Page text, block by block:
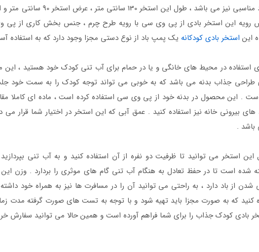
آب را دارد. جنس رویه این استخر بادی از پی وی سی با رویه طرح چرم ، جنس بخش
این استخر بادی کودکانه یک پمپ باد از نوع دستی مجزا وجود دارد که به
استفاده در محیط های خانگی و یا در حمام برای آب تنی کودک خود هستید ، این
طراحی جذاب بدنه می باشد که به خوبی می تواند توجه کودک را به سمت خود
. این محصول در بدنه خود از پی وی سی استفاده کرده است ، ماده ای کاملا
.
استخر می توانید تا ظرفیت دو نفره از آن استفاده کنید و به آب تنی
از باد دارد ، به راحتی می توانید آن را در مسافرت ها نیز به همراه خود
کنید که به صورت مجزا باید تهیه شود و با توجه به تست های صورت گرفته مدت
بادی کودک جذاب را برای شما فراهم آورده است و همین حالا می توانید سفارش